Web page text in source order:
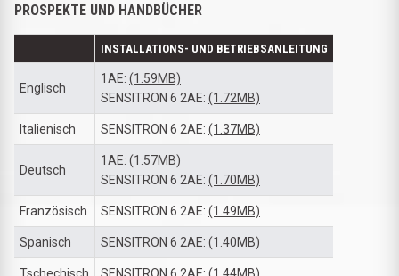
PROSPEKTE UND HANDBÜCHER
INSTALLATIONS- UND BETRIEBSANLEITUNG
Englisch
1AE: (1.59MB)
SENSITRON 6 2AE: (1.72MB)
Italienisch SENSITRON 6 2AE: (1.37MB)
Deutsch
1AE: (1.57MB)
SENSITRON 6 2AE: (1.70MB)
Französisch SENSITRON 6 2AE: (1.49MB)
Spanisch SENSITRON 6 2AE: (1.40MB)